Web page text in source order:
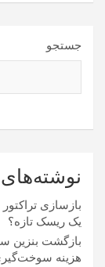
جستجو
نوشته‌های
بازسازی
یک ریسک تازه؟
هزینه